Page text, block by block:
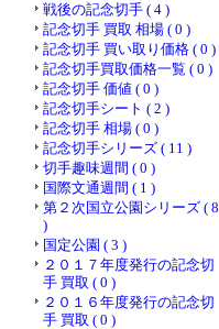
戦後の記念切手 ( 4 )
記念切手 買取 相場 ( 0 )
記念切手 買い取り価格 ( 0 )
記念切手買取価格一覧 ( 0 )
記念切手 価値 ( 0 )
記念切手シート ( 2 )
記念切手 相場 ( 0 )
記念切手シリーズ ( 11 )
切手趣味週間 ( 0 )
国際文通週間 ( 1 )
第２次国立公園シリーズ ( 8
)
国定公園 ( 3 )
２０１７年度発行の記念切
手 買取 ( 0 )
２０１６年度発行の記念切
手 買取 ( 0 )